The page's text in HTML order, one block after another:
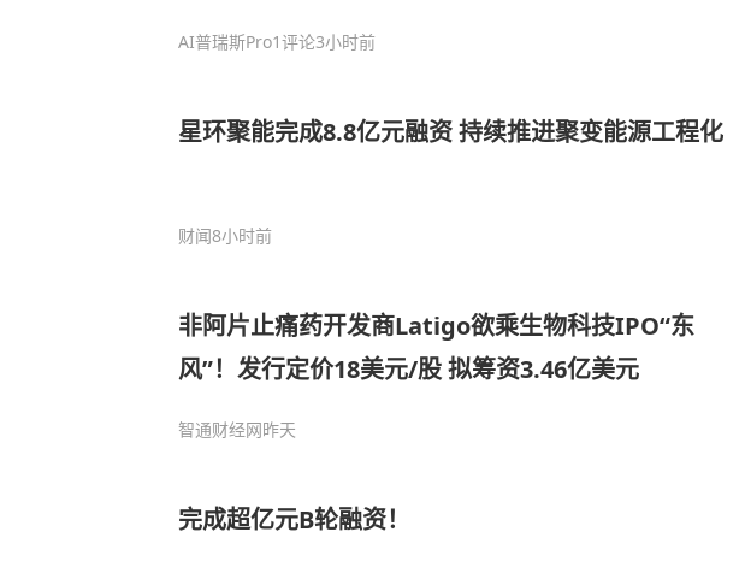
AI普瑞斯Pro1评论3小时前
星环聚能完成8.8亿元融资 持续推进聚变能源工程化
财闻8小时前
非阿片止痛药开发商Latigo欲乘生物科技IPO“东
风”！发行定价18美元/股 拟筹资3.46亿美元
智通财经网昨天
完成超亿元B轮融资！